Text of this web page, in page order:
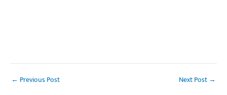
← Previous Post Next Post →